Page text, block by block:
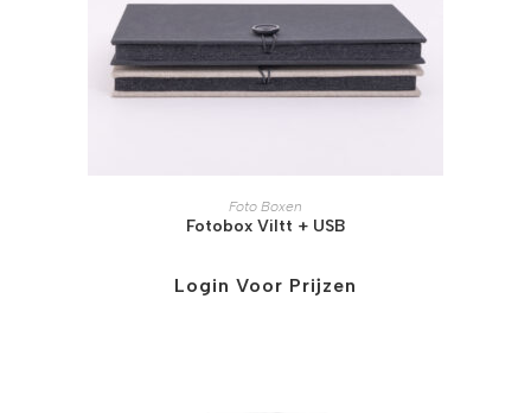
Foto Boxen
Fotobox Viltt + USB
Login Voor Prijzen